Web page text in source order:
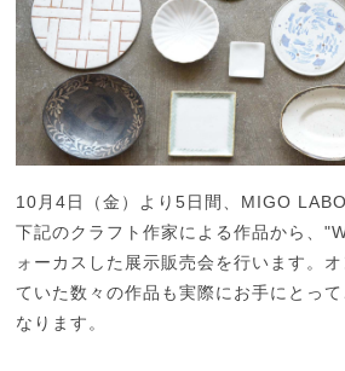
10月4日（金）より5日間、MIGO
下記のクラフト作家による作品から、
ォーカスした展示販売会を行います。
ていた数々の作品も実際にお手にとっ
なります。